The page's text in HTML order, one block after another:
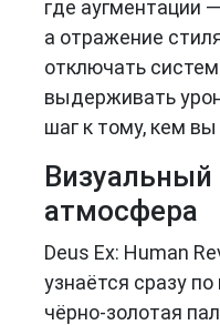
где аугментации
а отражение
отключать
выдерживать
шаг к тому, кем
Визуальный
атмосфера
Deus Ex: Human
узнаётся сразу
чёрно-золотая